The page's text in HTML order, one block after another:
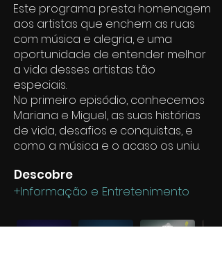
Este programa presta homenagem
aos artistas que enchem as ruas
com música e alegria, e uma
oportunidade de entender melhor
a vida desses artistas tão
especiais.
No primeiro episódio, conhecemos
Mariana e Miguel, as suas histórias
de vida, desafios e conquistas, e
como a música e o acaso os uniu.
Descobre
+Informação e Entretenimento